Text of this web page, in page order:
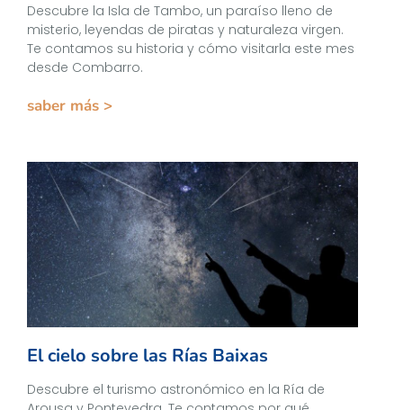
Descubre la Isla de Tambo, un paraíso lleno de
misterio, leyendas de piratas y naturaleza virgen.
Te contamos su historia y cómo visitarla este mes
desde Combarro.
saber más >
El cielo sobre las Rías Baixas
Descubre el turismo astronómico en la Ría de